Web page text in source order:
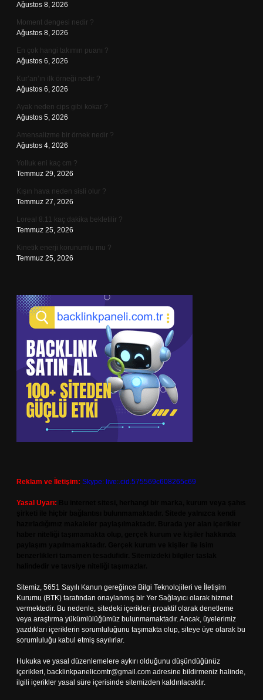
Ağustos 8, 2026
Moment dengesi nedir ?
Ağustos 8, 2026
En çok hangi takımın puanı ?
Ağustos 6, 2026
Kur’an’ın ilk örneği nedir ?
Ağustos 6, 2026
Ayak neden cips gibi kokar ?
Ağustos 5, 2026
Amensalizme bir örnek nedir ?
Ağustos 4, 2026
Yolluk eni kaç cm ?
Temmuz 29, 2026
Kışın hava neden sisli olur ?
Temmuz 27, 2026
Loreal 8.11 kaç dakika bekletilir ?
Temmuz 25, 2026
Kinetik enerji korunumlu mu ?
Temmuz 25, 2026
Reklam ve İletişim: Skype: live:.cid.575569c608265c69
Yasal Uyarı:
Sitemiz, 5651 Sayılı Kanun gereğince Bilgi Teknolojileri ve İletişim
Kurumu (BTK) tarafından onaylanmış bir Yer Sağlayıcı olarak hizmet
vermektedir. Bu nedenle, sitedeki içerikleri proaktif olarak denetleme
veya araştırma yükümlülüğümüz bulunmamaktadır. Ancak, üyelerimiz
yazdıkları içeriklerin sorumluluğunu taşımakta olup, siteye üye olarak bu
sorumluluğu kabul etmiş sayılırlar.
Hukuka ve yasal düzenlemelere aykırı olduğunu düşündüğünüz
içerikleri, backlinkpanelicomtr@gmail.com adresine bildirmeniz halinde,
ilgili içerikler yasal süre içerisinde sitemizden kaldırılacaktır.